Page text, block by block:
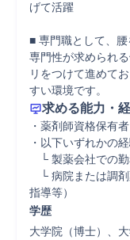
げて活躍
■ 専門職として、
専門性が求められ
リをつけて進めて
すい環境です。
求める能力・
・薬剤師資格保有者
・以下いずれかの
└ 製薬会社での
└ 病院または調剤
指導等）
学歴
大学院（博士）、